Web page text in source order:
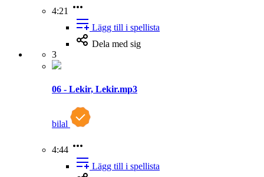
4:21
Lägg till i spellista
Dela med sig
3
06 - Lekir, Lekir.mp3
bilal
4:44
Lägg till i spellista